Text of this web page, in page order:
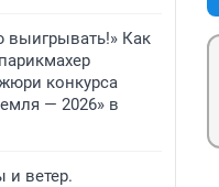
Как
конкурса
— 2026» в
и ветер.